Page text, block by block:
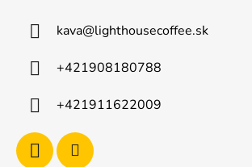
kava@lighthousecoffee.sk
+421908180788
+421911622009